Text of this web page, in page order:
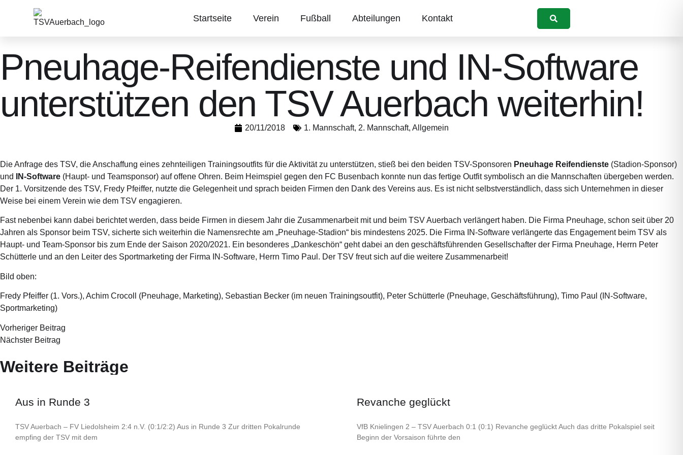
Startseite Verein Fußball Abteilungen Kontakt Suchen
Pneuhage-Reifendienste und IN-Software
unterstützen den TSV Auerbach weiterhin!
20/11/2018 1. Mannschaft, 2. Mannschaft, Allgemein
Die Anfrage des TSV, die Anschaffung eines zehnteiligen Trainingsoutfits für die Aktivität zu unterstützen, stieß bei den beiden TSV-Sponsoren Pneuhage Reifendienste (Stadion-Sponsor)
und
IN-Software (Haupt- und Teamsponsor) auf offene Ohren. Beim Heimspiel gegen den FC Busenbach konnte nun das fertige Outfit symbolisch an die Mannschaften übergeben werden.
Der 1. Vorsitzende des TSV, Fredy Pfeiffer, nutzte die Gelegenheit und sprach beiden Firmen den Dank des Vereins aus. Es ist nicht selbstverständlich, dass sich Unternehmen in dieser
Weise bei einem Verein wie dem TSV engagieren.
Fast nebenbei kann dabei berichtet werden, dass beide Firmen in diesem Jahr die Zusammenarbeit mit und beim TSV Auerbach verlängert haben. Die Firma Pneuhage, schon seit über 20
Jahren als Sponsor beim TSV, sicherte sich weiterhin die Namensrechte am „Pneuhage-Stadion“ bis mindestens 2025. Die Firma IN-Software verlängerte das Engagement beim TSV als
Haupt- und Team-Sponsor bis zum Ende der Saison 2020/2021. Ein besonderes „Dankeschön“ geht dabei an den geschäftsführenden Gesellschafter der Firma Pneuhage, Herrn Peter
Schütterle und an den Leiter des Sportmarketing der Firma IN-Software, Herrn Timo Paul. Der TSV freut sich auf die weitere Zusammenarbeit!
Bild oben:
Fredy Pfeiffer (1. Vors.), Achim Crocoll (Pneuhage, Marketing), Sebastian Becker (im neuen Trainingsoutfit), Peter Schütterle (Pneuhage, Geschäftsführung), Timo Paul (IN-Software,
Sportmarketing)
Vorheriger Beitrag
Nächster Beitrag
Weitere Beiträge
Aus in Runde 3
TSV Auerbach – FV Liedolsheim 2:4 n.V. (0:1/2:2) Aus in Runde 3 Zur dritten Pokalrunde
empfing der TSV mit dem
Revanche geglückt
VfB Knielingen 2 – TSV Auerbach 0:1 (0:1) Revanche geglückt Auch das dritte Pokalspiel seit
Beginn der Vorsaison führte den